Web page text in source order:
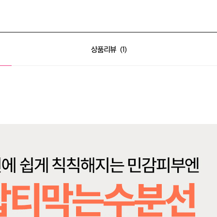
상품리뷰 1